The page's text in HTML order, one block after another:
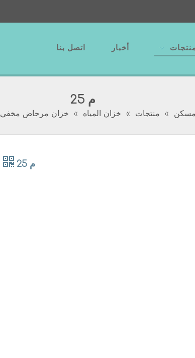
أخبار اتصل بنا
م 25
مسكن » منتجات » خزان المياه » خزان مرحاض مخفي
م 25